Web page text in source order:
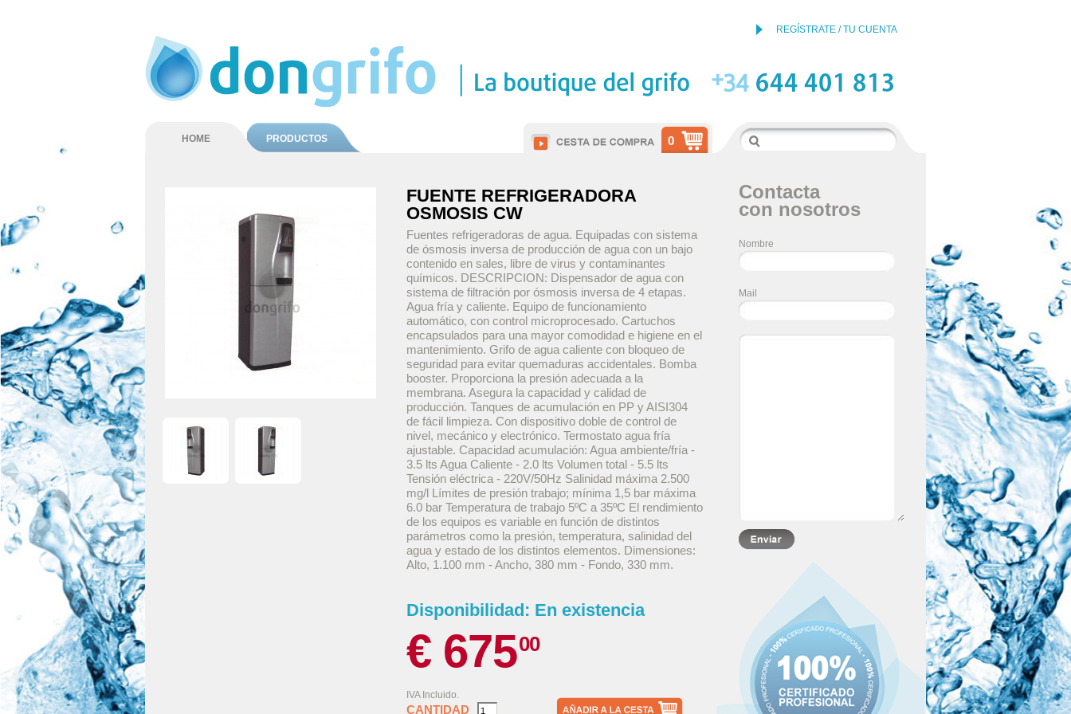
REGÍSTRATE / TU CUENTA
HOME PRODUCTOS 0
FUENTE REFRIGERADORA
OSMOSIS CW
Fuentes refrigeradoras de agua. Equipadas con sistema
de ósmosis inversa de producción de agua con un bajo
contenido en sales, libre de virus y contaminantes
químicos. DESCRIPCION: Dispensador de agua con
sistema de filtración por ósmosis inversa de 4 etapas.
Agua fría y caliente. Equipo de funcionamiento
automático, con control microprocesado. Cartuchos
encapsulados para una mayor comodidad e higiene en el
mantenimiento. Grifo de agua caliente con bloqueo de
seguridad para evitar quemaduras accidentales. Bomba
booster. Proporciona la presión adecuada a la
membrana. Asegura la capacidad y calidad de
producción. Tanques de acumulación en PP y AISI304
de fácil limpieza. Con dispositivo doble de control de
nivel, mecánico y electrónico. Termostato agua fría
ajustable. Capacidad acumulación: Agua ambiente/fría -
3.5 lts Agua Caliente - 2.0 lts Volumen total - 5.5 lts
Tensión eléctrica - 220V/50Hz Salinidad máxima 2.500
mg/l Límites de presión trabajo; mínima 1,5 bar máxima
6.0 bar Temperatura de trabajo 5ºC a 35ºC El rendimiento
de los equipos es variable en función de distintos
parámetros como la presión, temperatura, salinidad del
agua y estado de los distintos elementos. Dimensiones:
Alto, 1.100 mm - Ancho, 380 mm - Fondo, 330 mm.
Disponibilidad: En existencia
€ 67500
IVA Incluido.
CANTIDAD
Contacta
con nosotros
Nombre
Mail